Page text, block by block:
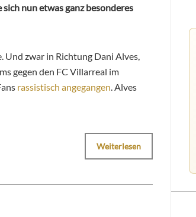
nun etwas ganz besonderes
Und zwar in Richtung Dani Alves,
gegen den FC Villarreal im
rassistisch angegangen. Alves
Weiterlesen